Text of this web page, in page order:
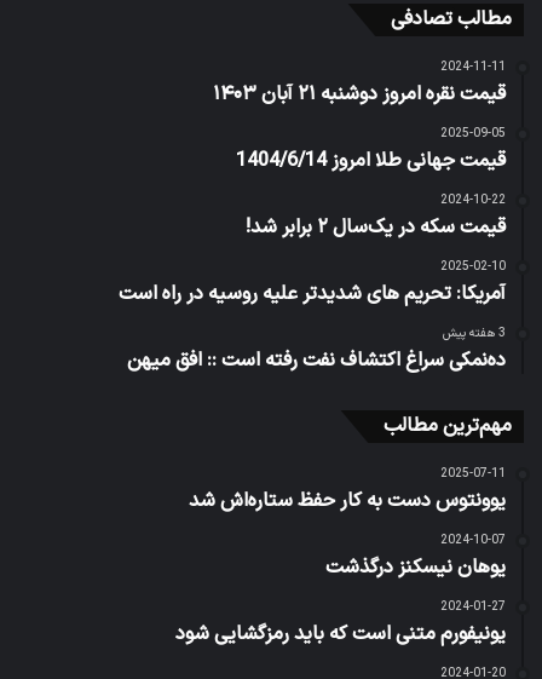
مطالب تصادفی
2024-11-11
قیمت نقره امروز دوشنبه ۲۱ آبان ۱۴۰۳
2025-09-05
قیمت جهانی طلا امروز 1404/6/14
2024-10-22
قیمت سکه در یک‌سال ۲ برابر شد!
2025-02-10
آمریکا: تحریم های شدیدتر علیه روسیه در راه است
3 هفته پیش
ده‌نمکی سراغ اکتشاف نفت رفته است :: افق میهن
مهم‌ترین مطالب
2025-07-11
یوونتوس دست به کار حفظ ستاره‌اش شد
2024-10-07
یوهان نیسکنز درگذشت
2024-01-27
یونیفورم متنی است که باید رمزگشایی شود
2024-01-20